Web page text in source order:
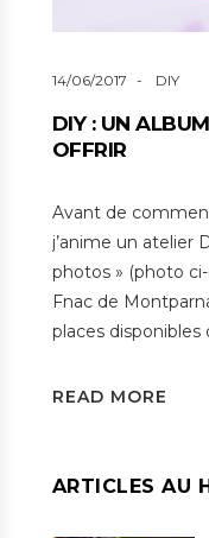
14/06/2017 DIY
DIY : UN
OFFRIR
Avant de
j’anime un atelier
photos » (photo
Fnac de
places
READ MORE
ARTICLES AU